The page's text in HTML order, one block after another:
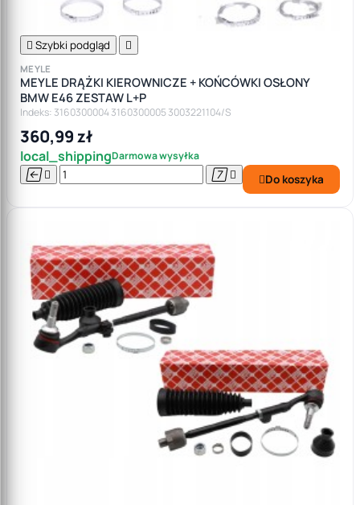
 Szybki podgląd 
MEYLE
MEYLE DRĄŻKI KIEROWNICZE + KOŃCÓWKI OSŁONY
BMW E46 ZESTAW L+P
Indeks: 3160300004 3160300005 3003221104/S
360,99 zł
local_shippingDarmowa wysyłka
    Do koszyka